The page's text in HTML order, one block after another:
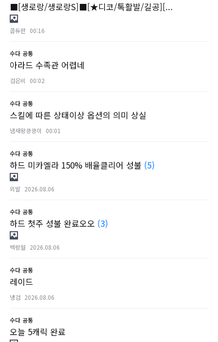
■[생로랑/생로랑S]■[★디코/톡활발/길공][...
콥듀란 00:16
수다 공통
아라드 수족관 어렵네
검은비 00:02
수다 공통
스킬에 따른 상태이상 옵션의 의미 상실
냄새왕킁킁이 00:01
수다 공통
하드 미카엘라 150% 배율클리어 성불 (5)
외발 2026.08.06
수다 공통
하드 첫주 성불 완료오오 (3)
백랑월 2026.08.06
수다 공통
레이드
냉검 2026.08.06
수다 공통
오늘 5캐릭 완료